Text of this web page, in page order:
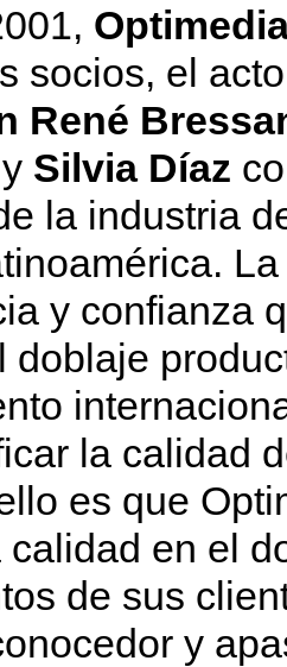
socios, el
René
Silvia Díaz
la industria
y confianza
doblaje
la calidad
es que
calidad en el
de sus
y